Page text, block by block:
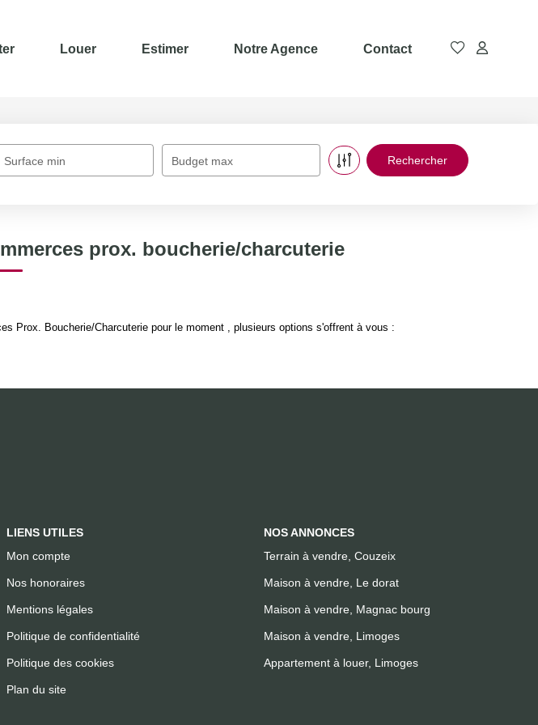
Louer Estimer Notre Agence Contact
Surface min Budget max
prox. boucherie/charcuterie
Prox. Boucherie/Charcuterie pour le moment , plusieurs options s'offrent à vous :
LIENS UTILES
Mon compte
Nos honoraires
Mentions légales
Politique de confidentialité
Politique des cookies
Plan du site
NOS ANNONCES
Terrain à vendre, Couzeix
Maison à vendre, Le dorat
Maison à vendre, Magnac bourg
Maison à vendre, Limoges
Appartement à louer, Limoges